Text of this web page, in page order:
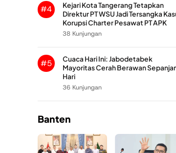
#4
Kejari Kota Tangerang Tetapkan
Direktur PT WSU Jadi Tersangka
Korupsi Charter Pesawat PT APK
38 Kunjungan
#5
Cuaca Hari Ini: Jabodetabek
Mayoritas Cerah Berawan
Hari
36 Kunjungan
Banten